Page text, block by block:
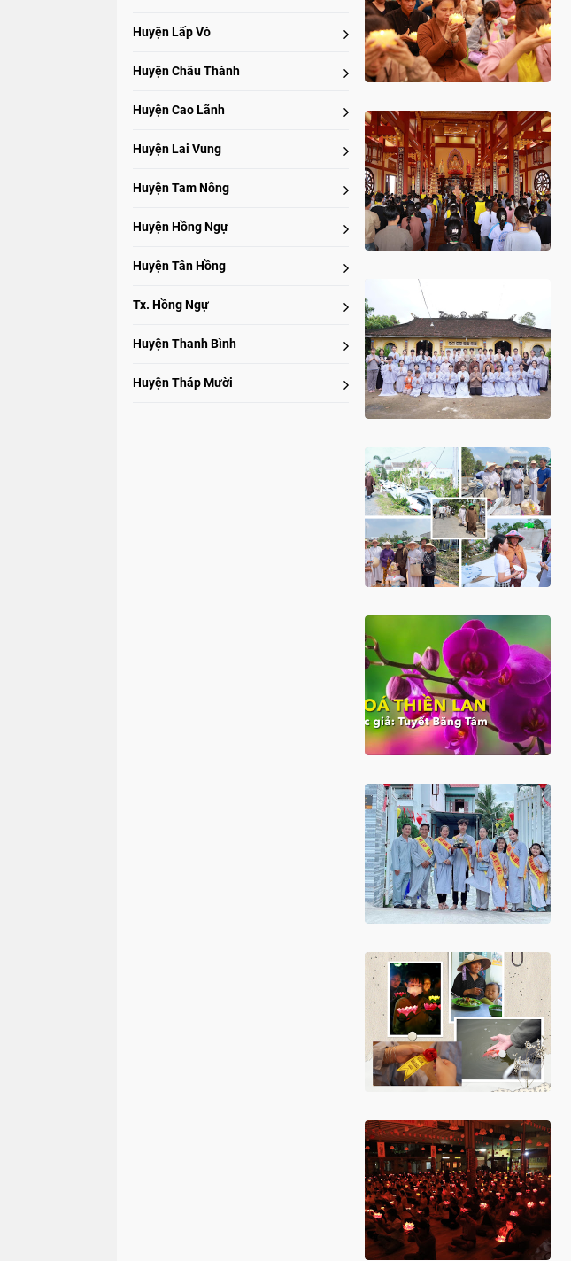
Huyện Lấp Vò
Huyện Châu Thành
Huyện Cao Lãnh
Huyện Lai Vung
Huyện Tam Nông
Huyện Hồng Ngự
Huyện Tân Hồng
Tx. Hồng Ngự
Huyện Thanh Bình
Huyện Tháp Mười